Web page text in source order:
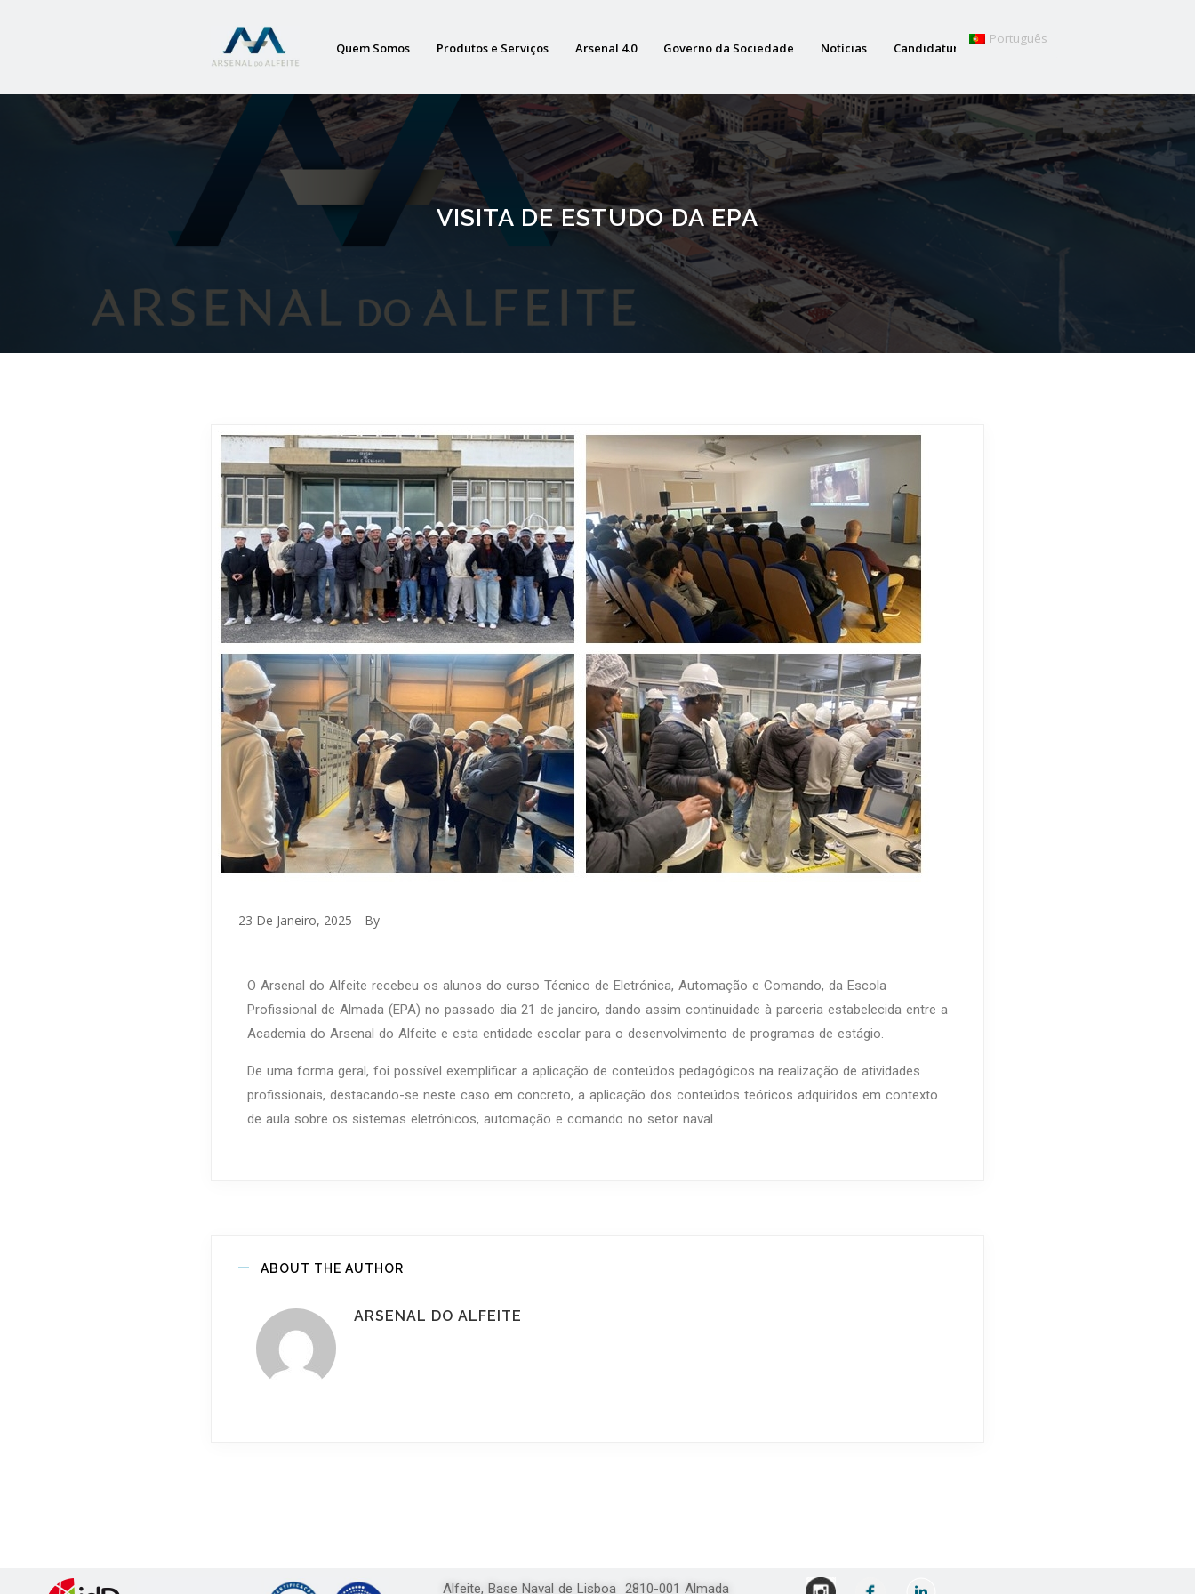
Quem Somos Produtos e Serviços Arsenal 4.0 Governo da Sociedade Notícias Candidaturas
VISITA DE ESTUDO DA EPA
23 De Janeiro, 2025 By
O Arsenal do Alfeite recebeu os alunos do curso Técnico de Eletrónica, Automação e Comando, da Escola
Profissional de Almada (EPA) no passado dia 21 de janeiro, dando assim continuidade à parceria estabelecida entre a
Academia do Arsenal do Alfeite e esta entidade escolar para o desenvolvimento de programas de estágio.
De uma forma geral, foi possível exemplificar a aplicação de conteúdos pedagógicos na realização de atividades
profissionais, destacando-se neste caso em concreto, a aplicação dos conteúdos teóricos adquiridos em contexto
de aula sobre os sistemas eletrónicos, automação e comando no setor naval.
ABOUT THE AUTHOR
ARSENAL DO ALFEITE
Alfeite, Base Naval de Lisboa 2810-001 Almada
Português